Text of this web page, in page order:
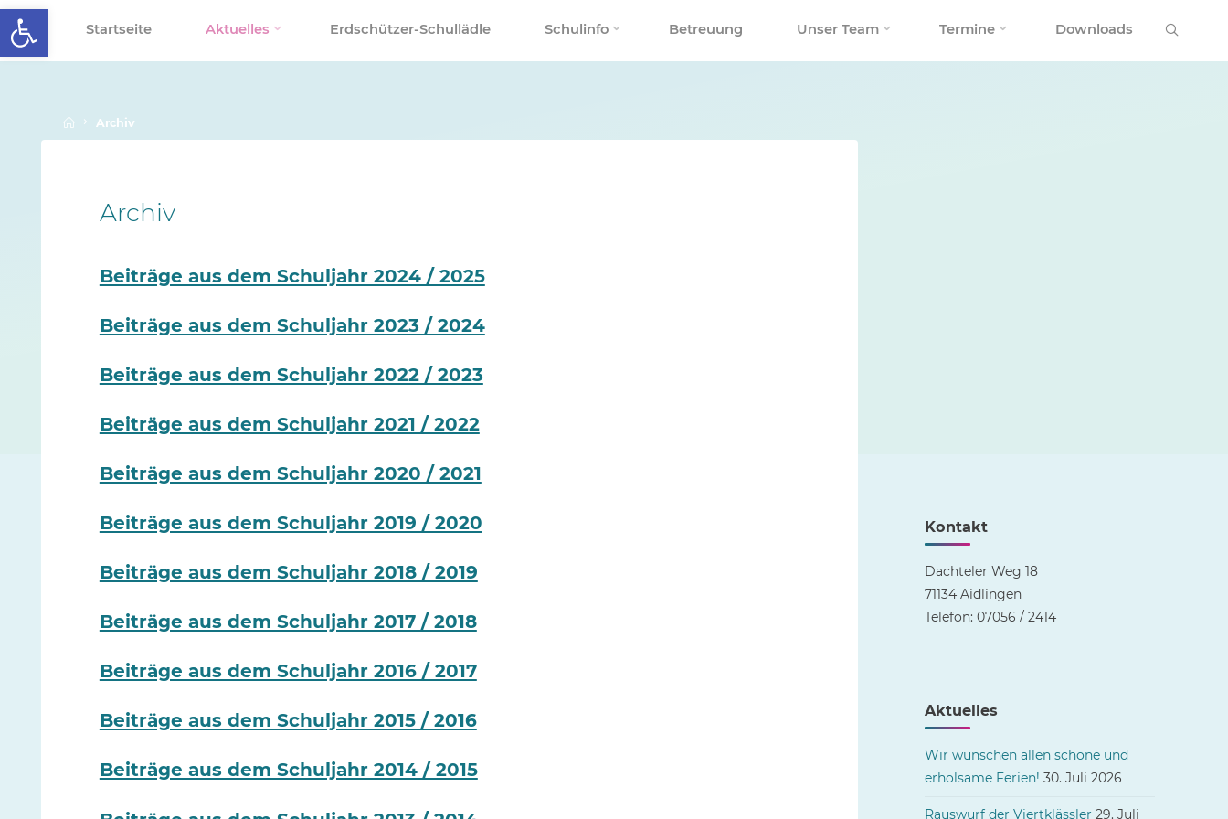
Werkzeugleiste öffnen
Skip
to
content
Startseite Aktuelles Erdschützer-Schullädle Schulinfo Betreuung Unser Team Termine Downloads
Home
Archiv
Archiv
Beiträge aus dem Schuljahr 2024 / 2025
Beiträge aus dem Schuljahr 2023 / 2024
Beiträge aus dem Schuljahr 2022 / 2023
Beiträge aus dem Schuljahr 2021 / 2022
Beiträge aus dem Schuljahr 2020 / 2021
Beiträge aus dem Schuljahr 2019 / 2020
Beiträge aus dem Schuljahr 2018 / 2019
Beiträge aus dem Schuljahr 2017 / 2018
Beiträge aus dem Schuljahr 2016 / 2017
Beiträge aus dem Schuljahr 2015 / 2016
Beiträge aus dem Schuljahr 2014 / 2015
Kontakt
Dachteler Weg 18
71134 Aidlingen
Telefon: 07056 / 2414
Aktuelles
Wir wünschen allen schöne und
erholsame Ferien! 30. Juli 2026
Rauswurf der Viertklässler 29. Juli